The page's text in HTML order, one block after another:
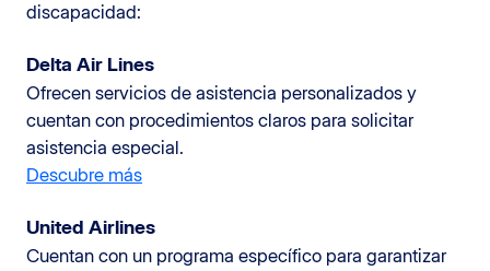
discapacidad:
Delta Air Lines
Ofrecen servicios de asistencia personalizados y
cuentan con procedimientos claros para solicitar
asistencia especial.
Descubre más
United Airlines
Cuentan con un programa específico para garantizar